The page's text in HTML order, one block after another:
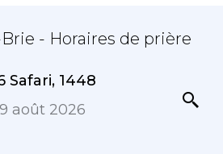
- Horaires de prière
Safari, 1448
9 août 2026